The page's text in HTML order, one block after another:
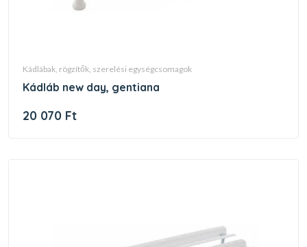
kádlábak, rögzítők, szerelési egységcsomagok
kádláb new day, gentiana
20 070 Ft